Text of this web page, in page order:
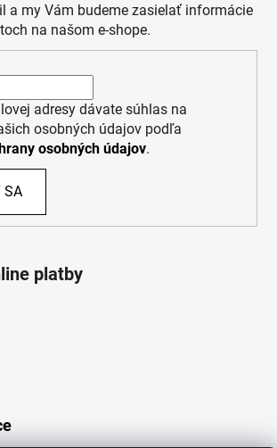
a my Vám budeme zasielať informácie
na našom e-shope.
adresy dávate súhlas na
osobných údajov podľa
osobných údajov.
SA
platby